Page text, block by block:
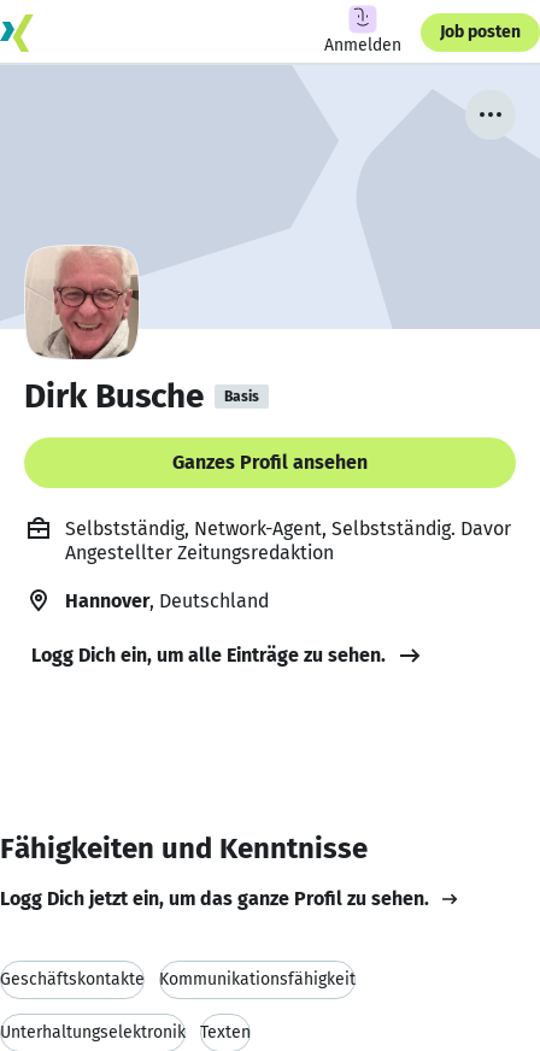
Anmelden
Job posten
Dirk Busche Basis
Ganzes Profil ansehen
Selbstständig, Network-Agent, Selbstständig. Davor
Angestellter Zeitungsredaktion
Hannover, Deutschland
Logg Dich ein, um alle Einträge zu sehen.
Fähigkeiten und Kenntnisse
Logg Dich jetzt ein, um das ganze Profil zu sehen.
Geschäftskontakte Kommunikationsfähigkeit
Unterhaltungselektronik Texten